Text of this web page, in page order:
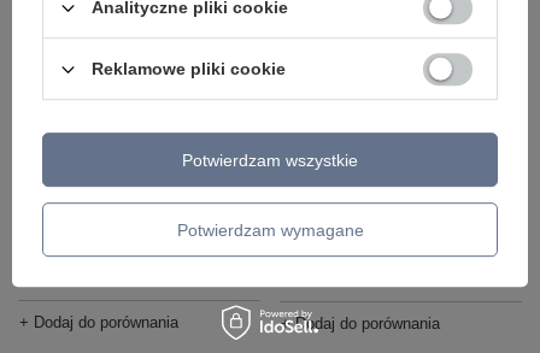
Lampa sufitowa EDDIE LED Globo
48413-40SH sterowana pilotem
+ Dodaj do porównania
Lampa sufitowa KIQUE LED Globo
48547SH sterowana pilotem
funkcja smart
+ Dodaj do porównania
Analityczne pliki cookie
Reklamowe pliki cookie
Potwierdzam wymagane
Potwierdzam wszystkie